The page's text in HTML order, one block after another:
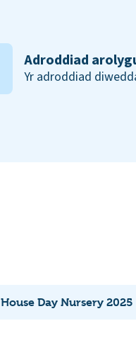
Adroddiad
Yr adroddiad
Day Nursery 2025